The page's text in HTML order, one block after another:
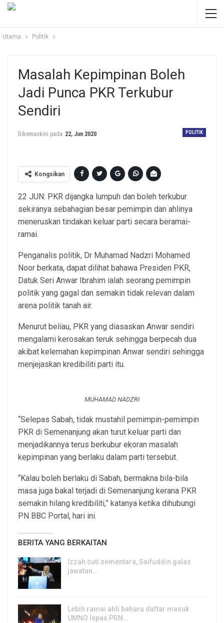
Utama Politik
Masalah Kepimpinan Boleh
Jadi Punca PKR Terkubur
Sendiri
POLITIK
Dikemaskini pada 22, Jun 2020
Kongsikan
22 JUN: PKR dijangka lumpuh dan boleh terkubur
sekiranya sebahagian besar pemimpin dan ahlinya
meneruskan tindakan keluar parti secara beramai-
ramai.
Penganalis politik, Dr Muhamad Nadzri Mohamed
Noor berkata, dapat dilihat bahawa Presiden PKR,
Datuk Seri Anwar Ibrahim ialah seorang pemimpin
politik yang gagal dan semakin tidak relevan dalam
arena politik tanah air.
Menurut beliau, PKR yang diasaskan Anwar sendiri
mengalami kerosakan teruk sehingga berpecah dua
akibat kelemahan kepimpinan Anwar sendiri sehingga
menjejaskan kredibiliti parti itu.
MUHAMAD NADZRI
“Selepas Sabah, tidak mustahil pemimpin-pemimpin
PKR di Semenanjung akan turut keluar parti dan
menjadikannya terus berkubur ekoran masalah
kepimpinan yang berlaku dalam parti tersebut.
“Kalau boleh berlaku di Sabah, bermakna bila-bila
masa juga bakal terjadi di Semenanjung kerana PKR
semakin hilang kredibiliti,” katanya ketika dihubungi
PN BBC Portal, hari ini.
BERITA YANG BERKAITAN
Izzah cuti sementara, Saifuddin galas
jawatan…
Lebih ramai ahli baharu daftar masuk
UMNO lepas PRN…